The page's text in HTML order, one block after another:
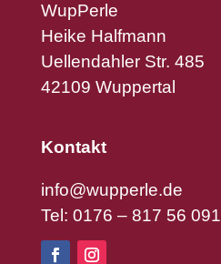
WupPerle
Heike Halfmann
Uellendahler Str. 485
42109 Wuppertal
Kontakt
info@wupperle.de
Tel: 0176 – 817 56 091